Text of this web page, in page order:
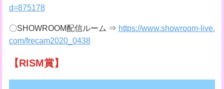
d=875178
〇SHOWROOM配信ルーム ⇒ https://www.showroom-live.
com/frecam2020_0438
【RISM賞】